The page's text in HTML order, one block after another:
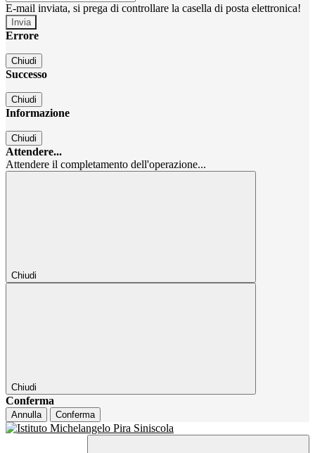
E-mail inviata, si prega di controllare la casella di posta elettronica!
Errore
Chiudi
Successo
Chiudi
Informazione
Chiudi
Attendere...
Attendere il completamento dell'operazione...
Chiudi
Chiudi
Conferma
Annulla Conferma